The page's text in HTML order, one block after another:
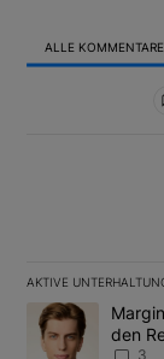
Saudi
ALLE KOMMENTARE
AKTIVE
Das Folgende
Ein
den
3